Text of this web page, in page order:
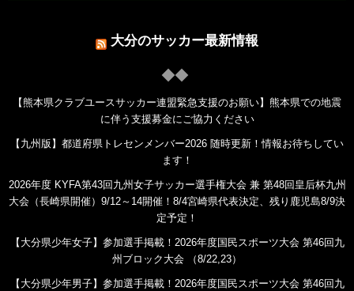
大分のサッカー最新情報
【熊本県クラブユースサッカー連盟緊急支援のお願い】熊本県での地震
に伴う支援募金にご協力ください
【九州版】都道府県トレセンメンバー2026 随時更新！情報お待ちしてい
ます！
2026年度 KYFA第43回九州女子サッカー選手権大会 兼 第48回皇后杯九州
大会（長崎県開催）9/12～14開催！8/4宮崎県代表決定、残り鹿児島8/9決
定予定！
【大分県少年女子】参加選手掲載！2026年度国民スポーツ大会 第46回九
州ブロック大会 （8/22,23）
【大分県少年男子】参加選手掲載！2026年度国民スポーツ大会 第46回九